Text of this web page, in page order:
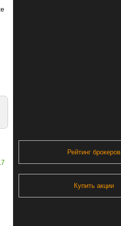
Рейтинг брокеров
Купить акции